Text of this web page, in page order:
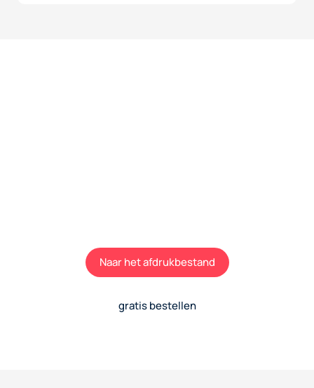
Naar het afdrukbestand
gratis bestellen